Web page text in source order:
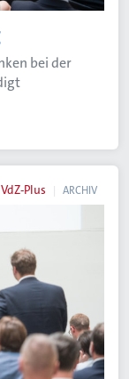
bei der
VdZ-Plus ARCHIV